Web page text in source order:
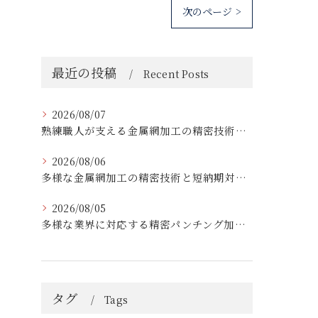
次のページ >
最近の投稿 Recent Posts
2026/08/07
熟練職人が支える金属網加工の精密技術と柔軟対応
2026/08/06
多様な金属網加工の精密技術と短納期対応の実例
2026/08/05
多様な業界に対応する精密パンチング加工の実践技術
タグ Tags